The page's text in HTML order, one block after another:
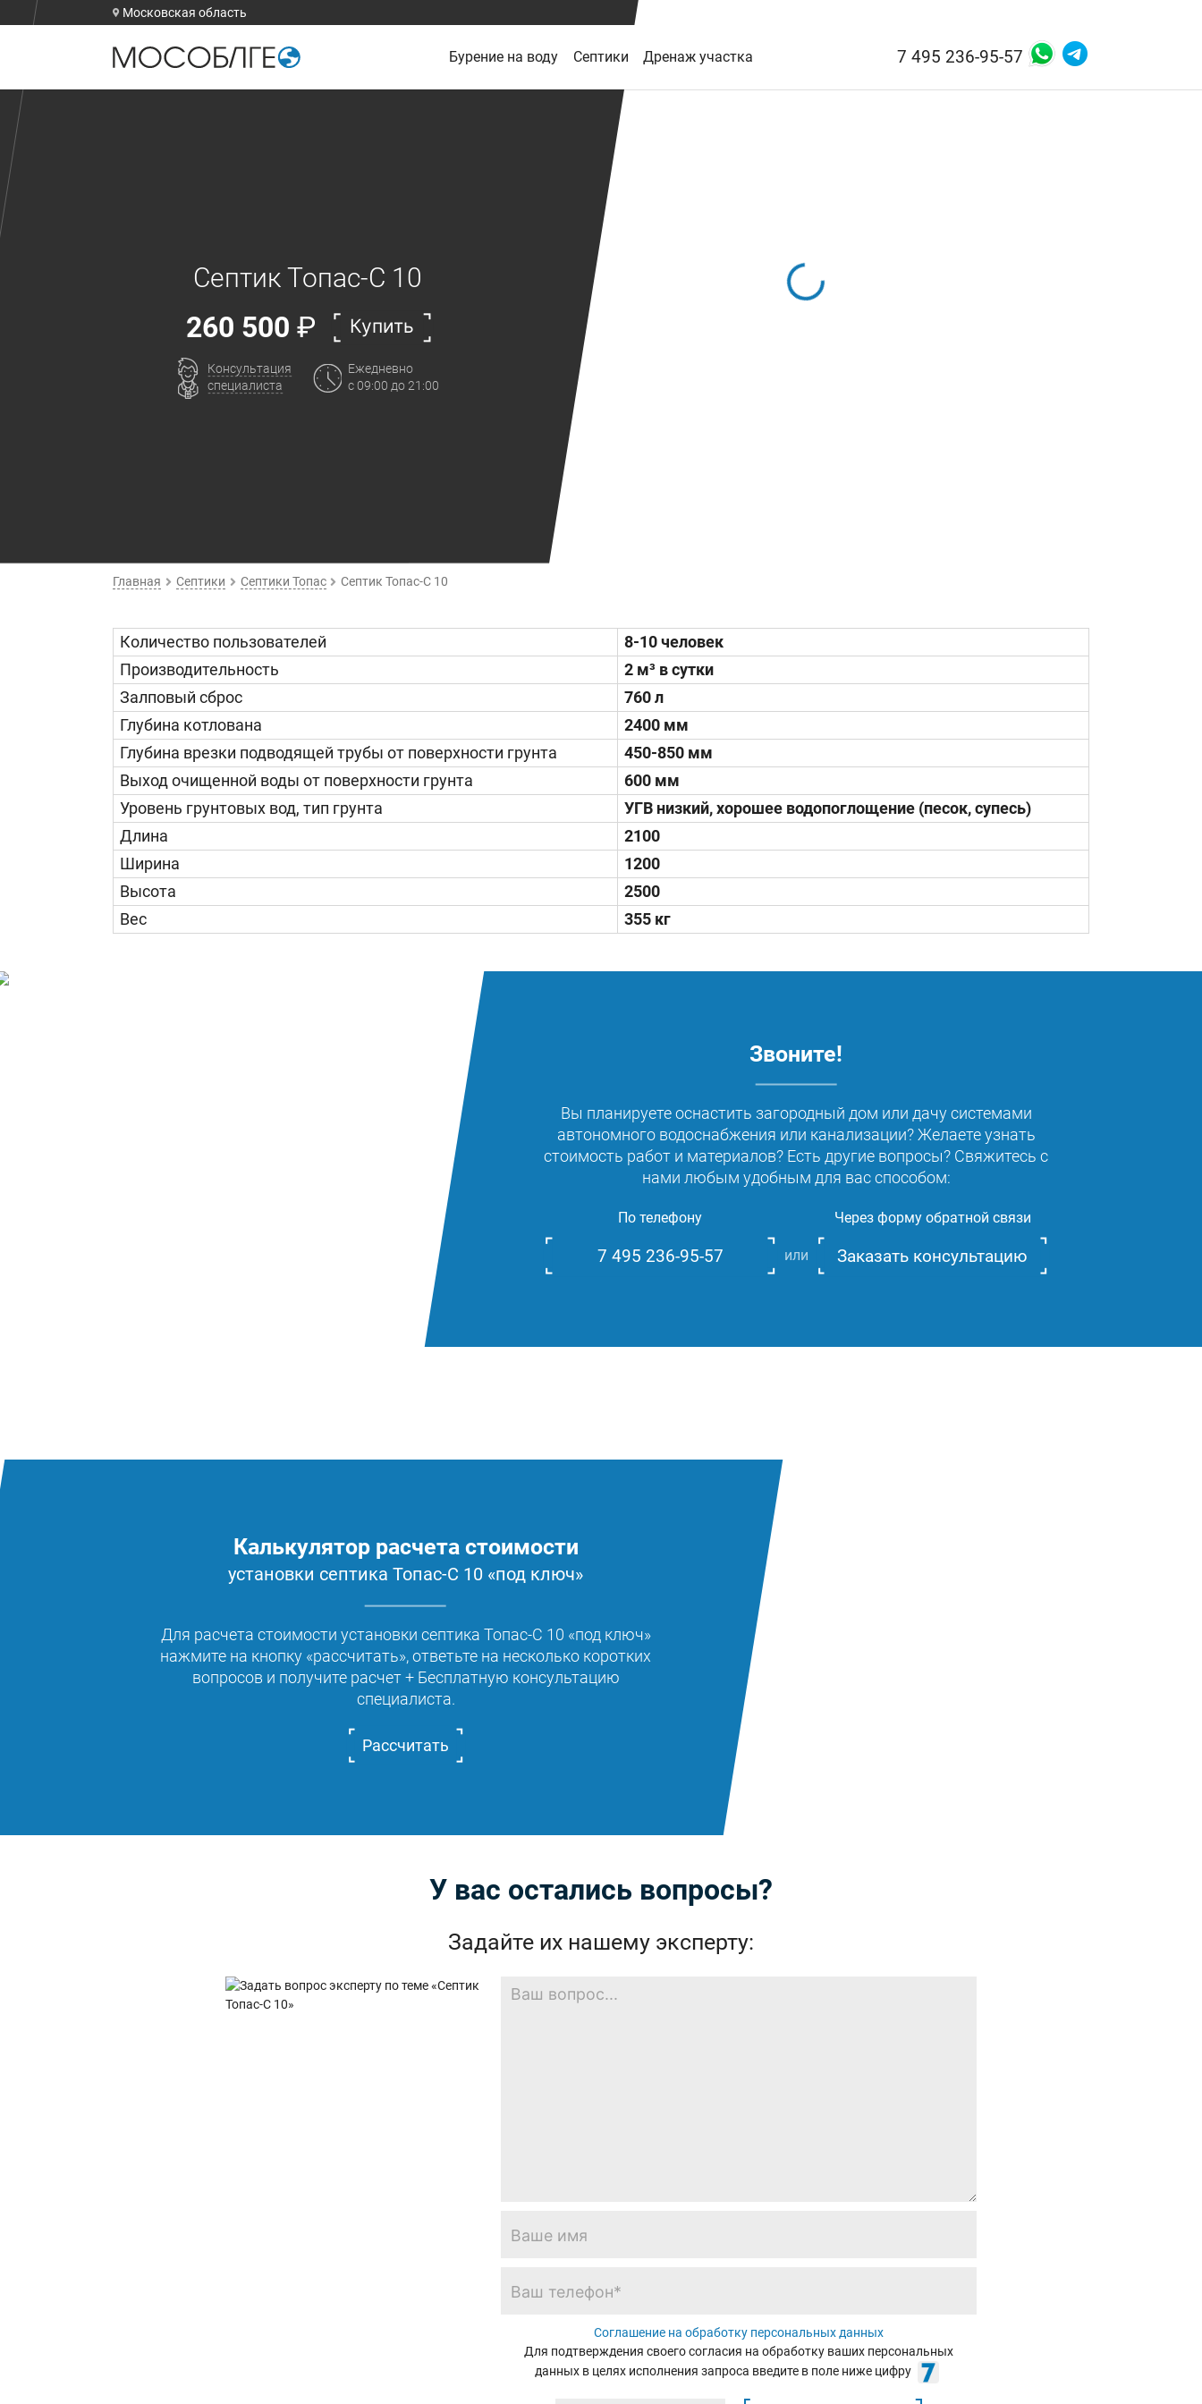
Московская область
Бурение на воду Септики Дренаж участка 7 495 236-95-57
Септик Топас-С 10
260 500 ₽ Купить
Консультация
специалиста
Ежедневно
с 09:00 до 21:00
Главная Септики Септики Топас Септик Топас-С 10
Количество пользователей
8-10 человек
Производительность
2 м³ в сутки
Залповый сброс
760 л
Глубина котлована
2400 мм
Глубина врезки подводящей трубы от поверхности грунта
450-850 мм
Выход очищенной воды от поверхности грунта
600 мм
Уровень грунтовых вод, тип грунта
УГВ низкий, хорошее водопоглощение (песок, супесь)
Длина
2100
Ширина
1200
Высота
2500
Вес
355 кг
Звоните!
Вы планируете оснастить загородный дом или дачу системами
автономного водоснабжения или канализации? Желаете узнать
стоимость работ и материалов? Есть другие вопросы? Свяжитесь с
нами любым удобным для вас способом:
По телефону
7 495 236-95-57 или
Через форму обратной связи
Заказать консультацию
Калькулятор расчета стоимости
установки септика Топас-С 10 «под ключ»
Для расчета стоимости установки септика Топас-С 10 «под ключ»
нажмите на кнопку «рассчитать», ответьте на несколько коротких
вопросов и получите расчет + Бесплатную консультацию
специалиста.
Рассчитать
У вас остались вопросы?
Задайте их нашему эксперту:
Соглашение на обработку персональных данных
Для подтверждения своего согласия на обработку ваших персональных
данных в целях исполнения запроса введите в поле ниже цифру